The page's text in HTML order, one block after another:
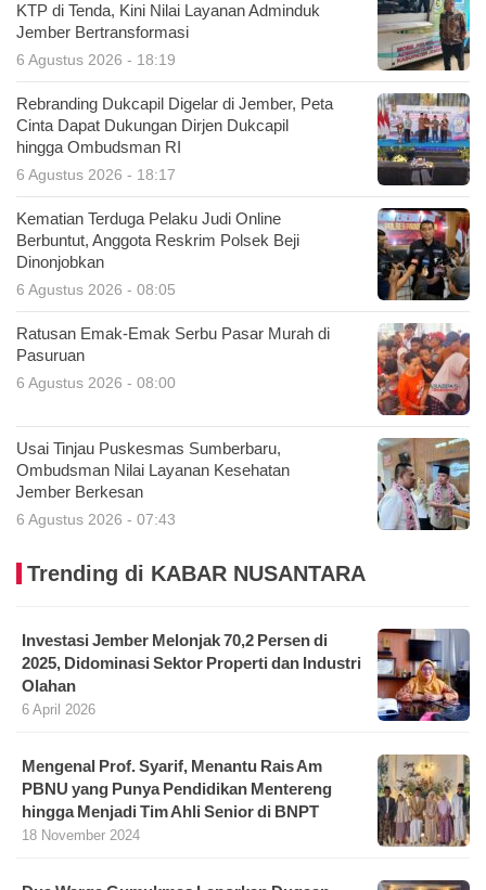
KTP di Tenda, Kini Nilai Layanan Adminduk
Jember Bertransformasi
6 Agustus 2026 - 18:19
Rebranding Dukcapil Digelar di Jember, Peta
Cinta Dapat Dukungan Dirjen Dukcapil
hingga Ombudsman RI
6 Agustus 2026 - 18:17
Kematian Terduga Pelaku Judi Online
Berbuntut, Anggota Reskrim Polsek Beji
Dinonjobkan
6 Agustus 2026 - 08:05
Ratusan Emak-Emak Serbu Pasar Murah di
Pasuruan
6 Agustus 2026 - 08:00
Usai Tinjau Puskesmas Sumberbaru,
Ombudsman Nilai Layanan Kesehatan
Jember Berkesan
6 Agustus 2026 - 07:43
Trending di KABAR NUSANTARA
Investasi Jember Melonjak 70,2 Persen di
2025, Didominasi Sektor Properti dan Industri
Olahan
6 April 2026
Mengenal Prof. Syarif, Menantu Rais Am
PBNU yang Punya Pendidikan Mentereng
hingga Menjadi Tim Ahli Senior di BNPT
18 November 2024